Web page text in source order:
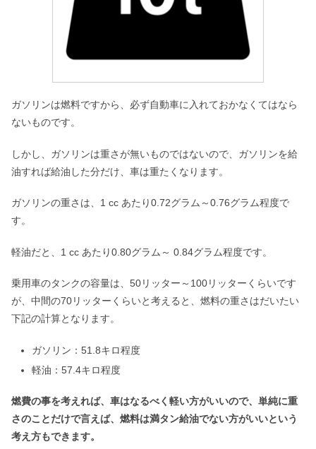
ガソリンは燃料ですから、必ず自動車に入れておかなくてはなら
ないものです。
しかし、ガソリンは重さが無いものではないので、ガソリンを給
油すれば給油した分だけ、車は重たくなります。
ガソリンの重さは、1 cc あたり0.72グラム～0.76グラム程度で
す。
軽油だと、1 cc あたり0.80グラム～ 0.84グラム程度です。
乗用車のタンクの容量は、50リッター～100リッターくらいです
が、中間の70リッターくらいと考えると、燃料の重さはだいたい
下記の計算となります。
ガソリン：51.8キロ程度
軽油：57.4キロ程度
燃費の事を考えれば、車はなるべく軽い方がいいので、単純に重
さのことだけで言えば、燃料は満タン給油でない方がいいという
考え方もできます。